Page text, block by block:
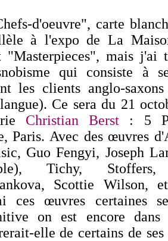
d'oeuvre", carte
à l'expo de La
"Masterpieces", mais
qui consiste à
les clients anglo-
Ce sera du 21
Christian Berst : 5
Paris. Avec des œuvres
Guo Fengyi, Joseph
Tichy, Stoffers,
Scottie Wilson,
ces œuvres certaines
on est encore
elle de certains de